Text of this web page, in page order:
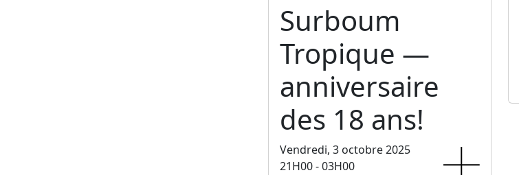
Surboum
Tropique —
anniversaire
des 18 ans!
Vendredi, 3 octobre 2025
21H00 - 03H00